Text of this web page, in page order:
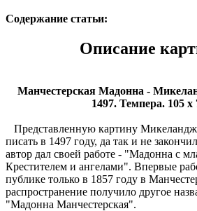
Содержание статьи:
Описание
Манчестерская Мадонна -
1497. Темпера. 105 x
Представленную картину
писать в 1497 году, да так и не
автор дал своей работе - "Мадонна с
Крестителем и ангелами". Впервые
публике только в 1857 году в
распространение получило другое
"Мадонна Манчестерская".